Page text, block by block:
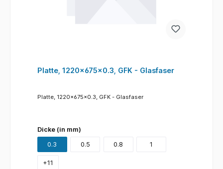
Platte, 1220x675x0.3, GFK - Glasfaser
Platte, 1220x675x0.3, GFK - Glasfaser
Dicke (in mm)
0.3
0.5 0.8 1
+11